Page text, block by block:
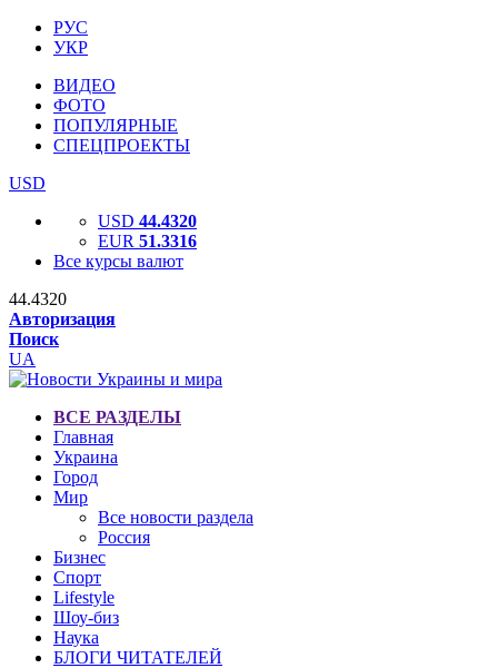
РУС
УКР
ВИДЕО
ФОТО
ПОПУЛЯРНЫЕ
СПЕЦПРОЕКТЫ
USD
USD 44.4320
EUR 51.3316
Все курсы валют
44.4320
Авторизация
Поиск
UA
ВСЕ РАЗДЕЛЫ
Главная
Украина
Город
Мир
Все новости раздела
Россия
Бизнес
Спорт
Lifestyle
Шоу-биз
Наука
БЛОГИ ЧИТАТЕЛЕЙ